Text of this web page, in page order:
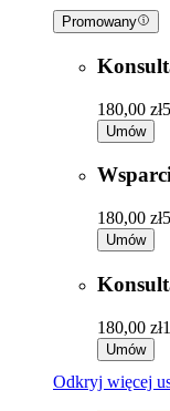
Promowany
180,00 zł
Umów
180,00 zł
Umów
180,00 zł
Umów
Odkryj więcej